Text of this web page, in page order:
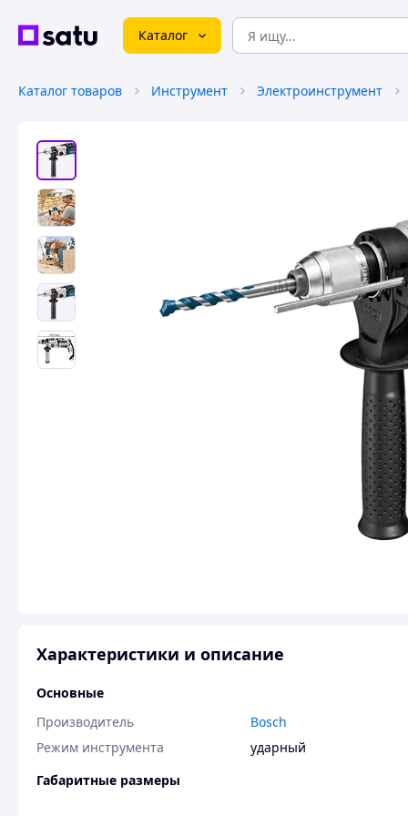
Каталог
Каталог товаров Инструмент Электроинструмент
Характеристики и описание
Основные
Производитель
Bosch
Режим инструмента
ударный
Габаритные размеры